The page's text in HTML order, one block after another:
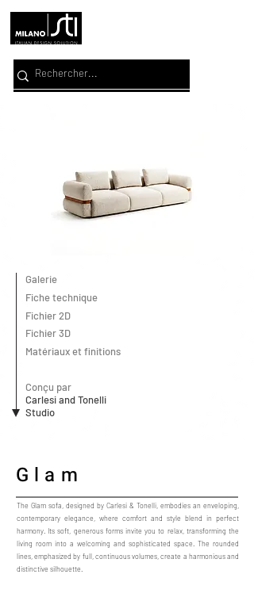
Galerie
Fiche technique
Fichier 2D
Fichier 3D
Matériaux et finitions
Conçu par
Carlesi and Tonelli
Studio
Glam
The Glam sofa, designed by Carlesi & Tonelli, embodies an enveloping,
contemporary elegance, where comfort and style blend in perfect
harmony. Its soft, generous forms invite you to relax, transforming the
living room into a welcoming and sophisticated space. The rounded
lines, emphasized by full, continuous volumes, create a harmonious and
distinctive silhouette.